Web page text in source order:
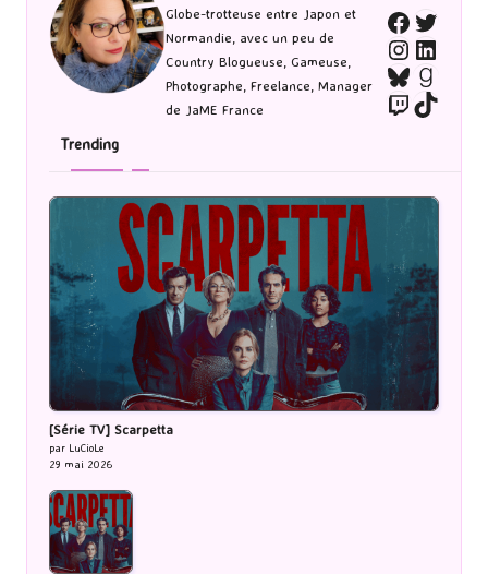
Globe-trotteuse entre Japon et
Normandie, avec un peu de
Country Blogueuse, Gameuse,
Photographe, Freelance, Manager
de JaME France
Bluesky
TwitchTikTok
Trending
[Série TV] Scarpetta
par LuCioLe
29 mai 2026